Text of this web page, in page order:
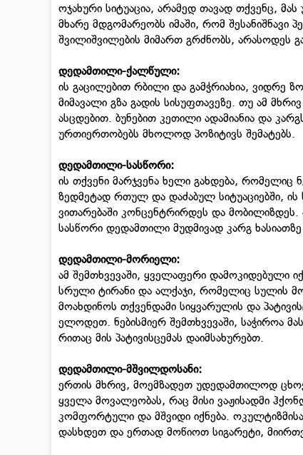
ოჯახური სიტუაცია, არამედ თავად თქვენც,
მხარე მდგომარეობს იმაში, რომ
შვილიშვილების მიმართ გრძნობს, არასოდეს
დედამთილი-ქალწული:
ის გაცილებით რბილი და გამჭრიახია, ვიდრე
მიმავალი გზა გადის სისუფთავეზე. თუ ამ
ასცდებით. ბუნებით კეთილი ადამიანია და
ურთიერთობებს მხოლოდ პოზიტივს შემატებს.
დედამთილი-სასწორი:
ის თქვენი მარჯვენა ხელი გახდება, რომელიც
ზედმეტად რთულ და დაძაბულ სიტუაციებში,
ვითარებაში კონცენტრირდეს და მობილიზდეს.
სასწორი დედამთილი მუდმივად კარგ
დედამთილი-მორიელი:
ამ შემთხვევაში, ყველაფერი დამოკიდებული
სრული ტირანი და ალქაჯი, რომელიც სულის
მოახდინოს თქვენდამი სიყვარულის და
ელოდეთ. ნებისმიერ შემთხვევაში, საჭიროა
რითაც მის პატივისცემას დაიმსახურებთ.
დედამთილი-მშვილდოსანი:
ერთის მხრივ, მოემზადეთ უდედამთილოდ
ყველა მოვალეობას, რაც მისი ვაჟისადმი
კომფორტული და მშვიდი იქნება.
დასხდეთ და ერთად მოწიოთ სიგარეტი,